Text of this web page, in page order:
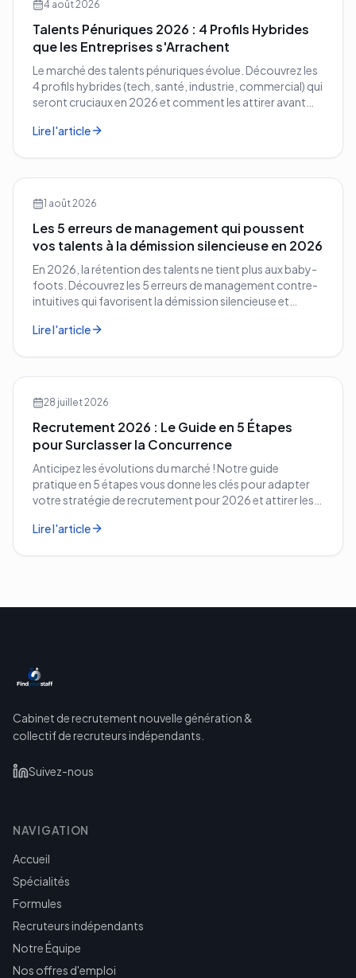
4 août 2026
Talents Pénuriques 2026 : 4 Profils Hybrides
que les Entreprises s'Arrachent
Le marché des talents pénuriques évolue. Découvrez les
4 profils hybrides (tech, santé, industrie, commercial) qui
seront cruciaux en 2026 et comment les attirer avant
Lire l'article
1 août 2026
Les 5 erreurs de management qui poussent
vos talents à la démission silencieuse en 2026
En 2026, la rétention des talents ne tient plus aux baby-
foots. Découvrez les 5 erreurs de management contre-
intuitives qui favorisent la démission silencieuse et
Lire l'article
28 juillet 2026
Recrutement 2026 : Le Guide en 5 Étapes
pour Surclasser la Concurrence
Anticipez les évolutions du marché ! Notre guide
pratique en 5 étapes vous donne les clés pour adapter
votre stratégie de recrutement pour 2026 et attirer les
Lire l'article
Cabinet de recrutement nouvelle génération &
collectif de recruteurs indépendants.
Suivez-nous
NAVIGATION
Accueil
Spécialités
Formules
Recruteurs indépendants
Notre Équipe
Nos offres d'emploi